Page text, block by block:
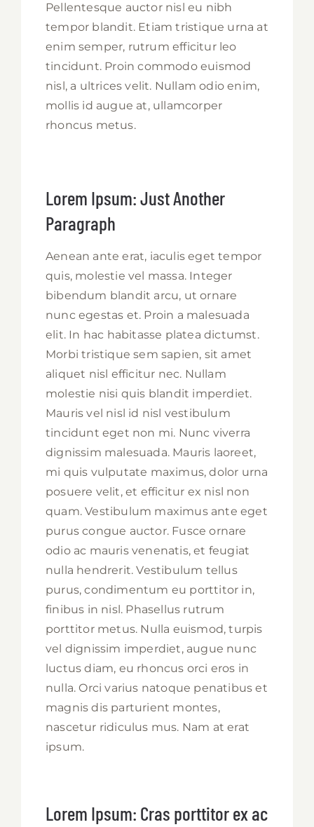
Pellentesque auctor nisl eu nibh
tempor blandit. Etiam tristique urna at
enim semper, rutrum efficitur leo
tincidunt. Proin commodo euismod
nisl, a ultrices velit. Nullam odio enim,
mollis id augue at, ullamcorper
rhoncus metus.
Lorem Ipsum: Just Another
Paragraph
Aenean ante erat, iaculis eget tempor
quis, molestie vel massa. Integer
bibendum blandit arcu, ut ornare
nunc egestas et. Proin a malesuada
elit. In hac habitasse platea dictumst.
Morbi tristique sem sapien, sit amet
aliquet nisl efficitur nec. Nullam
molestie nisi quis blandit imperdiet.
Mauris vel nisl id nisl vestibulum
tincidunt eget non mi. Nunc viverra
dignissim malesuada. Mauris laoreet,
mi quis vulputate maximus, dolor urna
posuere velit, et efficitur ex nisl non
quam. Vestibulum maximus ante eget
purus congue auctor. Fusce ornare
odio ac mauris venenatis, et feugiat
nulla hendrerit. Vestibulum tellus
purus, condimentum eu porttitor in,
finibus in nisl. Phasellus rutrum
porttitor metus. Nulla euismod, turpis
vel dignissim imperdiet, augue nunc
luctus diam, eu rhoncus orci eros in
nulla. Orci varius natoque penatibus et
magnis dis parturient montes,
nascetur ridiculus mus. Nam at erat
ipsum.
Lorem Ipsum: Cras porttitor ex ac